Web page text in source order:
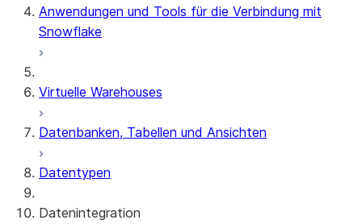
Anwendungen und Tools für die Verbindung mit
Snowflake
Virtuelle Warehouses
Datenbanken, Tabellen und Ansichten
Datentypen
Datenintegration